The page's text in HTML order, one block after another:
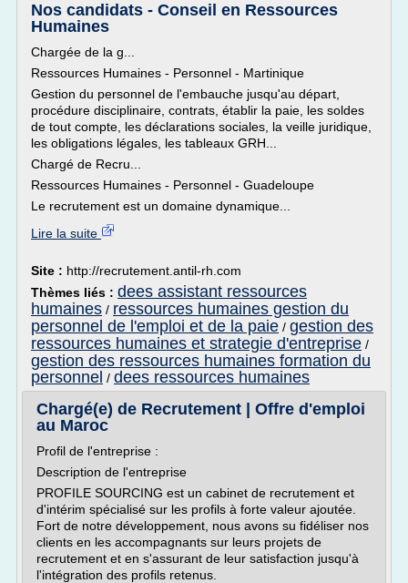
Nos candidats - Conseil en Ressources
Humaines
Chargée de la g...
Ressources Humaines - Personnel - Martinique
Gestion du personnel de l'embauche jusqu'au départ,
procédure disciplinaire, contrats, établir la paie, les soldes
de tout compte, les déclarations sociales, la veille juridique,
les obligations légales, les tableaux GRH...
Chargé de Recru...
Ressources Humaines - Personnel - Guadeloupe
Le recrutement est un domaine dynamique...
Lire la suite
Site : http://recrutement.antil-rh.com
Thèmes liés : dees assistant ressources
humaines / ressources humaines gestion du
personnel de l'emploi et de la paie / gestion des
ressources humaines et strategie d'entreprise /
gestion des ressources humaines formation du
personnel / dees ressources humaines
Chargé(e) de Recrutement | Offre d'emploi
au Maroc
Profil de l'entreprise :
Description de l'entreprise
PROFILE SOURCING est un cabinet de recrutement et
d'intérim spécialisé sur les profils à forte valeur ajoutée.
Fort de notre développement, nous avons su fidéliser nos
clients en les accompagnants sur leurs projets de
recrutement et en s'assurant de leur satisfaction jusqu'à
l'intégration des profils retenus.